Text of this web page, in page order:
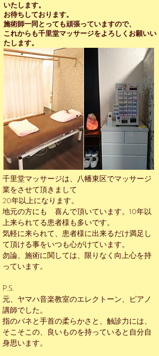
いたします。
お待ちしております。
施術師一同とっても頑張っていますので、
これからも千里堂マッサージをよろしくお願いい
たします。
千里堂マッサージは、八幡東区でマッサージ
業をさせて頂きまして
20年以上になります。
地元の方にも 喜んで頂いています。10年以
上来られてる患者様も多いです。
気軽に来られて、患者様に出来るだけ満足し
て頂ける事をいつも心がけています。
勿論、施術に関しては、限りなく向上心を持
っています。
P.S.
元、ヤマハ音楽教室のエレクトーン、ピアノ
講師でした。
指のバネと手首の柔らかさと、触診力には、
そこそこの、良いものを持っていると自分自
身思います。